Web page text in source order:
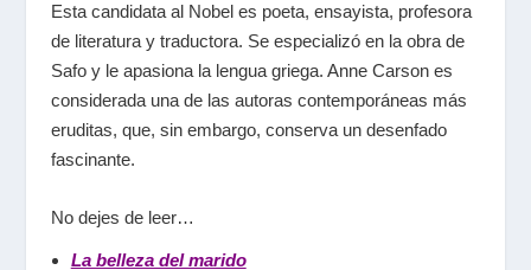
Esta candidata al Nobel es poeta, ensayista, profesora
de literatura y traductora. Se especializó en la obra de
Safo y le apasiona la lengua griega. Anne Carson es
considerada una de las autoras contemporáneas más
eruditas, que, sin embargo, conserva un desenfado
fascinante.
No dejes de leer…
La belleza del marido